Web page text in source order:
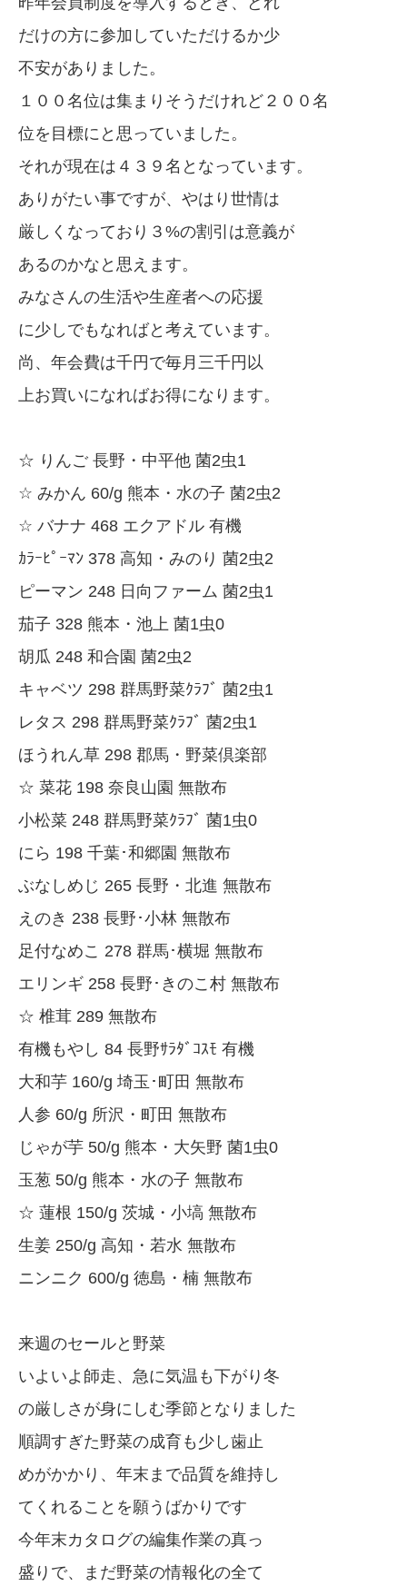
だけの方に参加していただけるか少
不安がありました。
１００名位は集まりそうだけれど２００名
位を目標にと思っていました。
それが現在は４３９名となっています。
ありがたい事ですが、やはり世情は
厳しくなっており３%の割引は意義が
あるのかなと思えます。
みなさんの生活や生産者への応援
に少しでもなればと考えています。
尚、年会費は千円で毎月三千円以
上お買いになればお得になります。
☆ りんご 長野・中平他 菌2虫1
☆ みかん 60/g 熊本・水の子 菌2虫2
☆ バナナ 468 エクアドル 有機
ｶﾗｰﾋﾟｰﾏﾝ 378 高知・みのり 菌2虫2
ピーマン 248 日向ファーム 菌2虫1
茄子 328 熊本・池上 菌1虫0
胡瓜 248 和合園 菌2虫2
キャベツ 298 群馬野菜ｸﾗﾌﾞ 菌2虫1
レタス 298 群馬野菜ｸﾗﾌﾞ 菌2虫1
ほうれん草 298 郡馬・野菜倶楽部
☆ 菜花 198 奈良山園 無散布
小松菜 248 群馬野菜ｸﾗﾌﾞ 菌1虫0
にら 198 千葉･和郷園 無散布
ぶなしめじ 265 長野・北進 無散布
えのき 238 長野･小林 無散布
足付なめこ 278 群馬･横堀 無散布
エリンギ 258 長野･きのこ村 無散布
☆ 椎茸 289 無散布
有機もやし 84 長野ｻﾗﾀﾞｺｽﾓ 有機
大和芋 160/g 埼玉･町田 無散布
人参 60/g 所沢・町田 無散布
じゃが芋 50/g 熊本・大矢野 菌1虫0
玉葱 50/g 熊本・水の子 無散布
☆ 蓮根 150/g 茨城・小塙 無散布
生姜 250/g 高知・若水 無散布
ニンニク 600/g 徳島・楠 無散布
来週のセールと野菜
いよいよ師走、急に気温も下がり冬
の厳しさが身にしむ季節となりました
順調すぎた野菜の成育も少し歯止
めがかかり、年末まで品質を維持し
てくれることを願うばかりです
今年末カタログの編集作業の真っ
盛りで、まだ野菜の情報化の全て